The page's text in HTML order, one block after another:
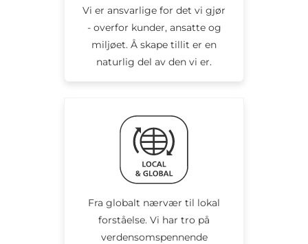
Vi er ansvarlige for det vi gjør
- overfor kunder, ansatte og
miljøet. Å skape tillit er en
naturlig del av den vi er.
Fra globalt nærvær til lokal
forståelse. Vi har tro på
verdensomspennende